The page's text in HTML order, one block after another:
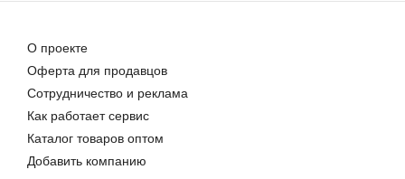
О проекте
Оферта для продавцов
Сотрудничество и реклама
Как работает сервис
Каталог товаров оптом
Добавить компанию